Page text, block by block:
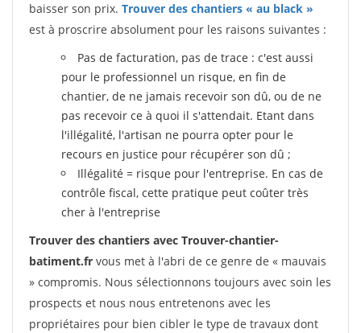
baisser son prix. Trouver des chantiers « au black »
est à proscrire absolument pour les raisons suivantes :
Pas de facturation, pas de trace : c'est aussi
pour le professionnel un risque, en fin de
chantier, de ne jamais recevoir son dû, ou de ne
pas recevoir ce à quoi il s'attendait. Etant dans
l'illégalité, l'artisan ne pourra opter pour le
recours en justice pour récupérer son dû ;
Illégalité = risque pour l'entreprise. En cas de
contrôle fiscal, cette pratique peut coûter très
cher à l'entreprise
Trouver des chantiers avec Trouver-chantier-
batiment.fr vous met à l'abri de ce genre de « mauvais
» compromis. Nous sélectionnons toujours avec soin les
prospects et nous nous entretenons avec les
propriétaires pour bien cibler le type de travaux dont